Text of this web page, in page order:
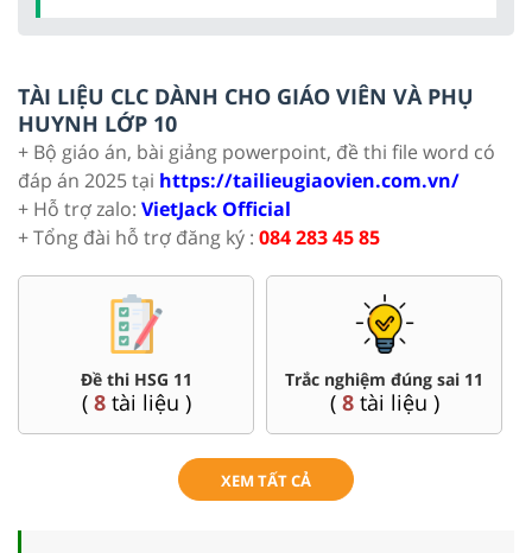
TÀI LIỆU CLC DÀNH CHO GIÁO VIÊN VÀ PHỤ
HUYNH LỚP 10
+ Bộ giáo án, bài giảng powerpoint, đề thi file word có
đáp án 2025 tại https://tailieugiaovien.com.vn/
+ Hỗ trợ zalo: VietJack Official
+ Tổng đài hỗ trợ đăng ký : 084 283 45 85
Đề thi HSG 11
( 8tài liệu )
Trắc nghiệm đúng sai 11
( 8tài liệu )
XEM TẤT CẢ